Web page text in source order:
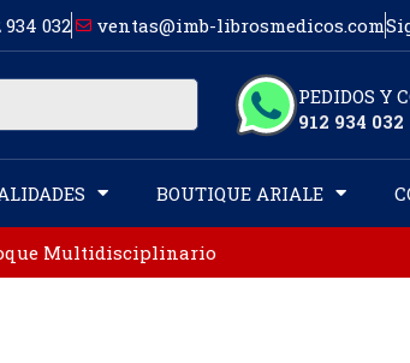
934 032 ventas@imb-librosmedicos.com
PEDIDOS Y
912 934 032
BOUTIQUE ARIALE
Multidisciplinario